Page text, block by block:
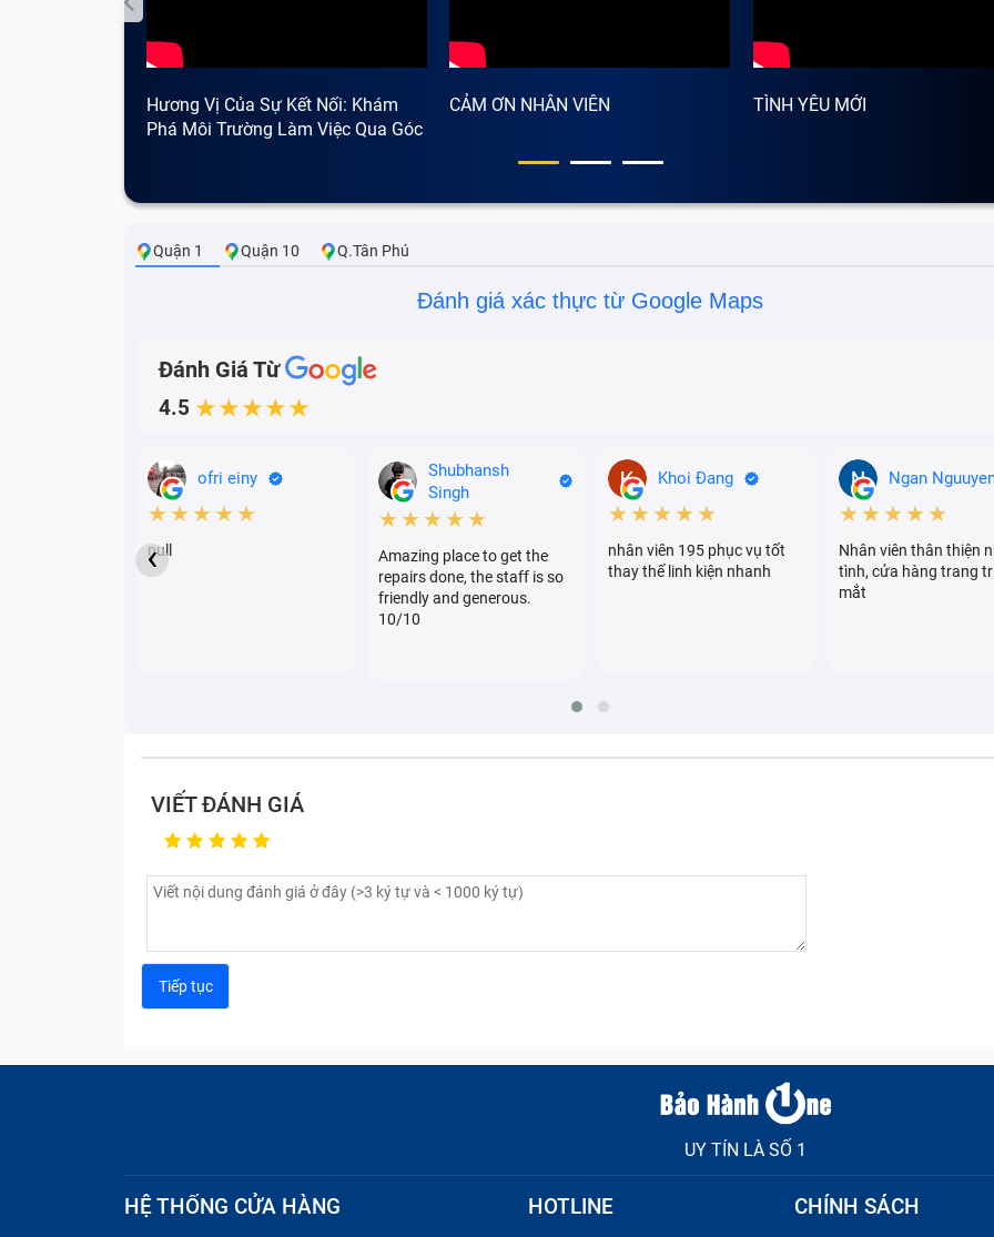
Hương Vị Của Sự Kết Nối: Khám
Phá Môi Trường Làm Việc Qua Góc
CẢM ƠN NHÂN VIÊN TÌNH YÊU MỚI
Quận 1 Quận 10 Q.Tân Phú
Đánh giá xác thực từ Google Maps
Đánh Giá Từ
4.5 ★★★★★
ofri einy
★★★★★
null
Shubhansh
Singh
★★★★★
Amazing place to get the
repairs done, the staff is so
friendly and generous.
10/10
Khoi Đang
★★★★★
nhân viên 195 phục vụ tốt
thay thế linh kiện nhanh
Ngan
★★★★★
Nhân viên thân thiện
tình, cửa hàng trang
mắt
‹
VIẾT ĐÁNH GIÁ
UY TÍN LÀ SỐ 1
HỆ THỐNG CỬA HÀNG HOTLINE CHÍNH SÁCH